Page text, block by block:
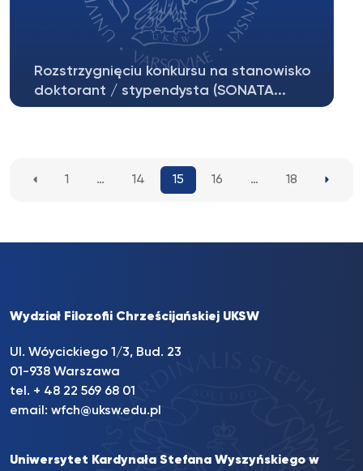
Rozstrzygnięciu konkursu na stanowisko
doktorant / stypendysta (SONATA...
1 … 14 15 16 … 18
Wydział Filozofii Chrześcijańskiej UKSW
Ul. Wóycickiego 1/3, Bud. 23
01-938 Warszawa
tel. + 48 22 569 68 01
email: wfch@uksw.edu.pl
Uniwersytet Kardynała Stefana Wyszyńskiego w